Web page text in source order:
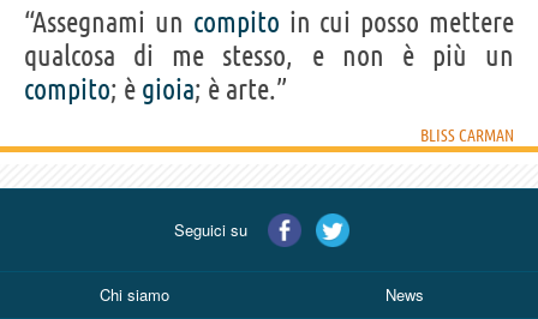
“Assegnami un compito in cui posso mettere
qualcosa di me stesso, e non è più un
compito; è gioia; è arte.”
BLISS CARMAN
Seguici su
Chi siamo News